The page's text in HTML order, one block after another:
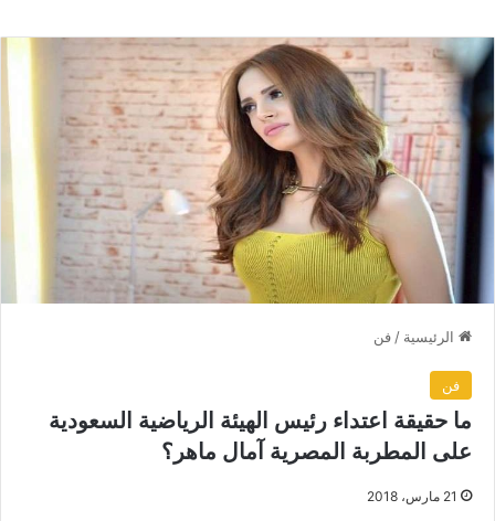
الرئيسية / فن
فن
ما حقيقة اعتداء رئيس الهيئة الرياضية السعودية
على المطربة المصرية آمال ماهر؟
21 مارس، 2018